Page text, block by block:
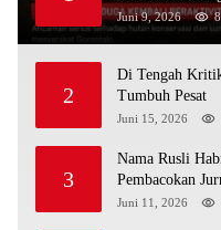
Juni 9, 2026
2
Di Tengah
Tumbuh Pesat
Juni 15, 2026
3
Nama Rusli
Pembacokan
Juni 11, 2026